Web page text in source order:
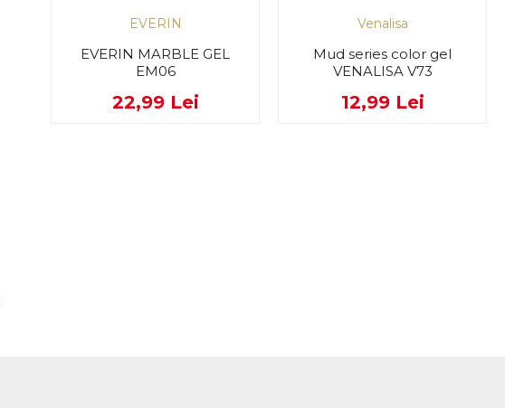
EVERIN
EVERIN MARBLE GEL
EM06
22,99 Lei
Venalisa
Mud series color gel
VENALISA V73
12,99 Lei